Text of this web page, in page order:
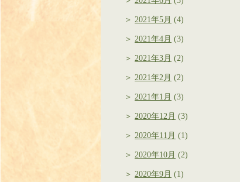
2021年5月 (4)
2021年4月 (3)
2021年3月 (2)
2021年2月 (2)
2021年1月 (3)
2020年12月 (3)
2020年11月 (1)
2020年10月 (2)
2020年9月 (1)